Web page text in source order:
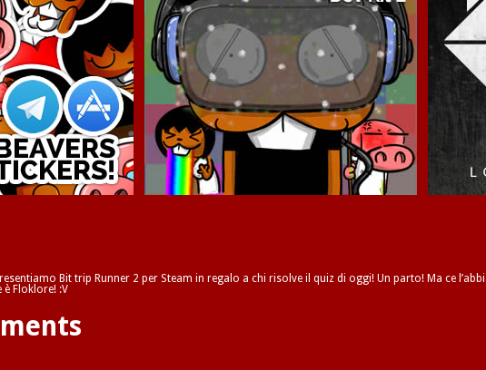
Bit trip Runner 2 per Steam in regalo a chi risolve il quiz di oggi! Un parto! Ma ce
Floklore! :V